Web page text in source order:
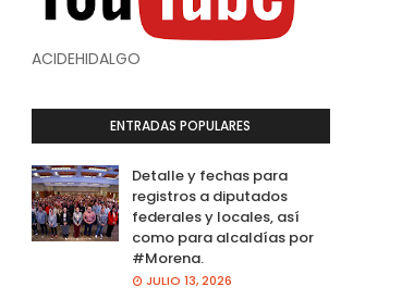
ACIDEHIDALGO
ENTRADAS POPULARES
Detalle y fechas para
registros a diputados
federales y locales, así
como para alcaldías por
#Morena.
JULIO 13, 2026